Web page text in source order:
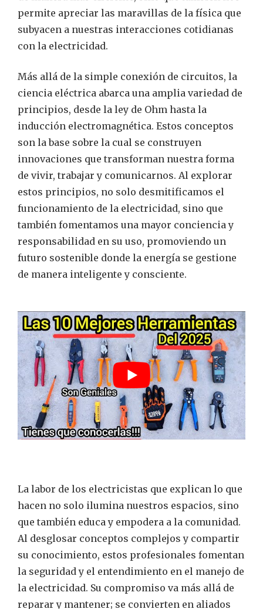
permite apreciar las maravillas de la física que
subyacen a nuestras interacciones cotidianas
con la electricidad.
Más allá de la simple conexión de circuitos, la
ciencia eléctrica abarca una amplia variedad de
principios, desde la ley de Ohm hasta la
inducción electromagnética. Estos conceptos
son la base sobre la cual se construyen
innovaciones que transforman nuestra forma
de vivir, trabajar y comunicarnos. Al explorar
estos principios, no solo desmitificamos el
funcionamiento de la electricidad, sino que
también fomentamos una mayor conciencia y
responsabilidad en su uso, promoviendo un
futuro sostenible donde la energía se gestione
de manera inteligente y consciente.
La labor de los electricistas que explican lo que
hacen no solo ilumina nuestros espacios, sino
que también educa y empodera a la comunidad.
Al desglosar conceptos complejos y compartir
su conocimiento, estos profesionales fomentan
la seguridad y el entendimiento en el manejo de
la electricidad. Su compromiso va más allá de
reparar y mantener; se convierten en aliados